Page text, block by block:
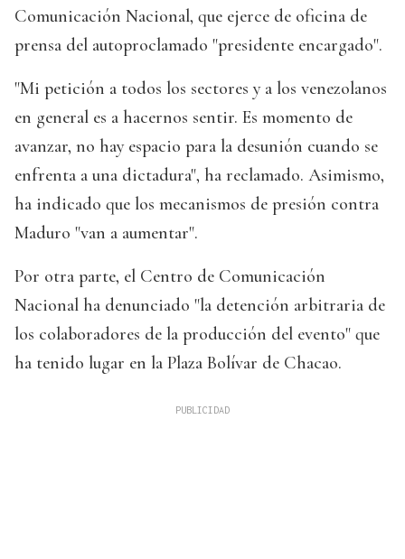
Comunicación Nacional, que ejerce de oficina de
prensa del autoproclamado "presidente encargado".
"Mi petición a todos los sectores y a los venezolanos
en general es a hacernos sentir. Es momento de
avanzar, no hay espacio para la desunión cuando se
enfrenta a una dictadura", ha reclamado. Asimismo,
ha indicado que los mecanismos de presión contra
Maduro "van a aumentar".
Por otra parte, el Centro de Comunicación
Nacional ha denunciado "la detención arbitraria de
los colaboradores de la producción del evento" que
ha tenido lugar en la Plaza Bolívar de Chacao.